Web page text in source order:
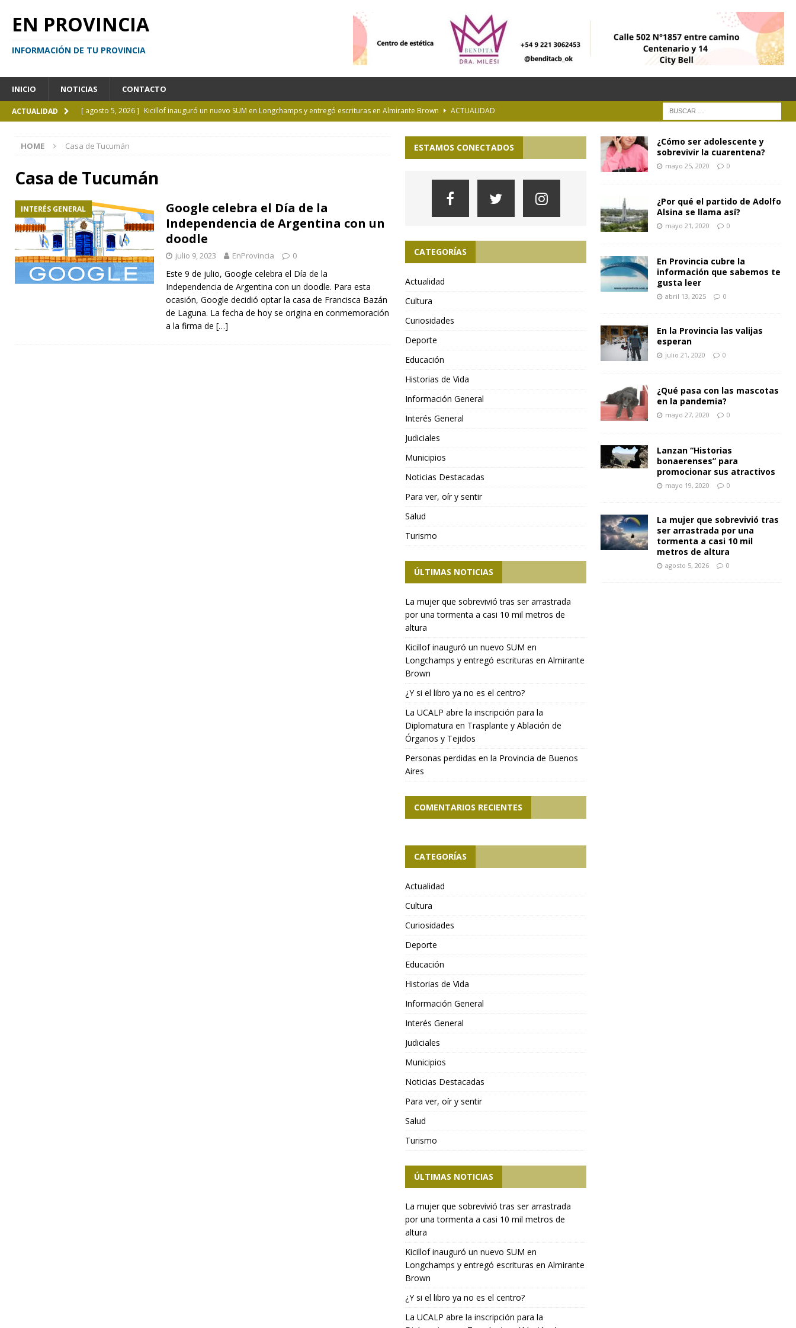
EN PROVINCIA
INFORMACIÓN DE TU PROVINCIA
INICIO NOTICIAS CONTACTO
ACTUALIDAD [ agosto 5, 2026 ] Kicillof inauguró un nuevo SUM en Longchamps y entregó escrituras en Almirante Brown
ACTUALIDAD
[ agosto 4, 2026 ]
La UCALP abre la inscripción para la Diplomatura en Trasplante y Ablación de Órganos y Tejidos
INTERÉS
GENERAL
[ agosto 5, 2026 ] La mujer que sobrevivió tras ser arrastrada por una tormenta a casi 10 mil metros de altura
CURIOSIDADES
HOME Casa de Tucumán
Casa de Tucumán
INTERÉS GENERAL
Google celebra el Día de la
Independencia de Argentina con un
doodle
julio 9, 2023 EnProvincia 0
Este 9 de julio, Google celebra el Día de la
Independencia de Argentina con un doodle. Para esta
ocasión, Google decidió optar la casa de Francisca Bazán
de Laguna. La fecha de hoy se origina en conmemoración
a la firma de […]
ESTAMOS CONECTADOS
CATEGORÍAS
Actualidad
Cultura
Curiosidades
Deporte
Educación
Historias de Vida
Información General
Interés General
Judiciales
Municipios
Noticias Destacadas
Para ver, oír y sentir
Salud
Turismo
ÚLTIMAS NOTICIAS
La mujer que sobrevivió tras ser arrastrada
por una tormenta a casi 10 mil metros de
altura
Kicillof inauguró un nuevo SUM en
Longchamps y entregó escrituras en Almirante
Brown
¿Y si el libro ya no es el centro?
La UCALP abre la inscripción para la
Diplomatura en Trasplante y Ablación de
Órganos y Tejidos
Personas perdidas en la Provincia de Buenos
Aires
COMENTARIOS RECIENTES
CATEGORÍAS
Actualidad
Cultura
Curiosidades
Deporte
Educación
Historias de Vida
Información General
Interés General
Judiciales
Municipios
Noticias Destacadas
Para ver, oír y sentir
Salud
Turismo
ÚLTIMAS NOTICIAS
La mujer que sobrevivió tras ser arrastrada
por una tormenta a casi 10 mil metros de
altura
Kicillof inauguró un nuevo SUM en
Longchamps y entregó escrituras en Almirante
Brown
¿Y si el libro ya no es el centro?
La UCALP abre la inscripción para la
¿Cómo ser adolescente y
sobrevivir la cuarentena?
mayo 25, 2020 0
¿Por qué el partido de Adolfo
Alsina se llama así?
mayo 21, 2020 0
En Provincia cubre la
información que sabemos te
gusta leer
abril 13, 2025 0
En la Provincia las valijas
esperan
julio 21, 2020 0
¿Qué pasa con las mascotas
en la pandemia?
mayo 27, 2020 0
Lanzan “Historias
bonaerenses” para
promocionar sus atractivos
mayo 19, 2020 0
La mujer que sobrevivió tras
ser arrastrada por una
tormenta a casi 10 mil
metros de altura
agosto 5, 2026 0